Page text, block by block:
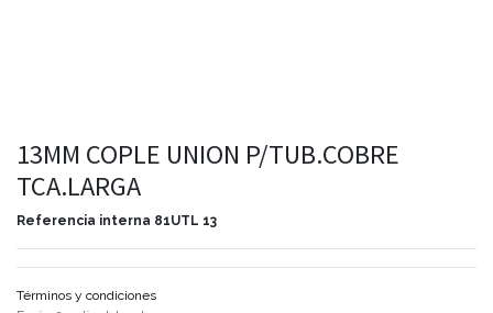
13MM COPLE UNION P/TUB.COBRE
TCA.LARGA
Referencia interna 81UTL 13
Términos y condiciones